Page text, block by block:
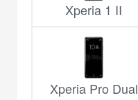
Xperia 1 II
Xperia Pro Dual